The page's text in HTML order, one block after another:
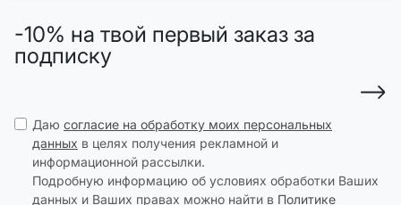
-10% на твой первый заказ за
подписку
Даю согласие на обработку моих персональных
данных в целях получения рекламной и
информационной рассылки.
Подробную информацию об условиях обработки Ваших
данных и Ваших правах можно найти в Политике